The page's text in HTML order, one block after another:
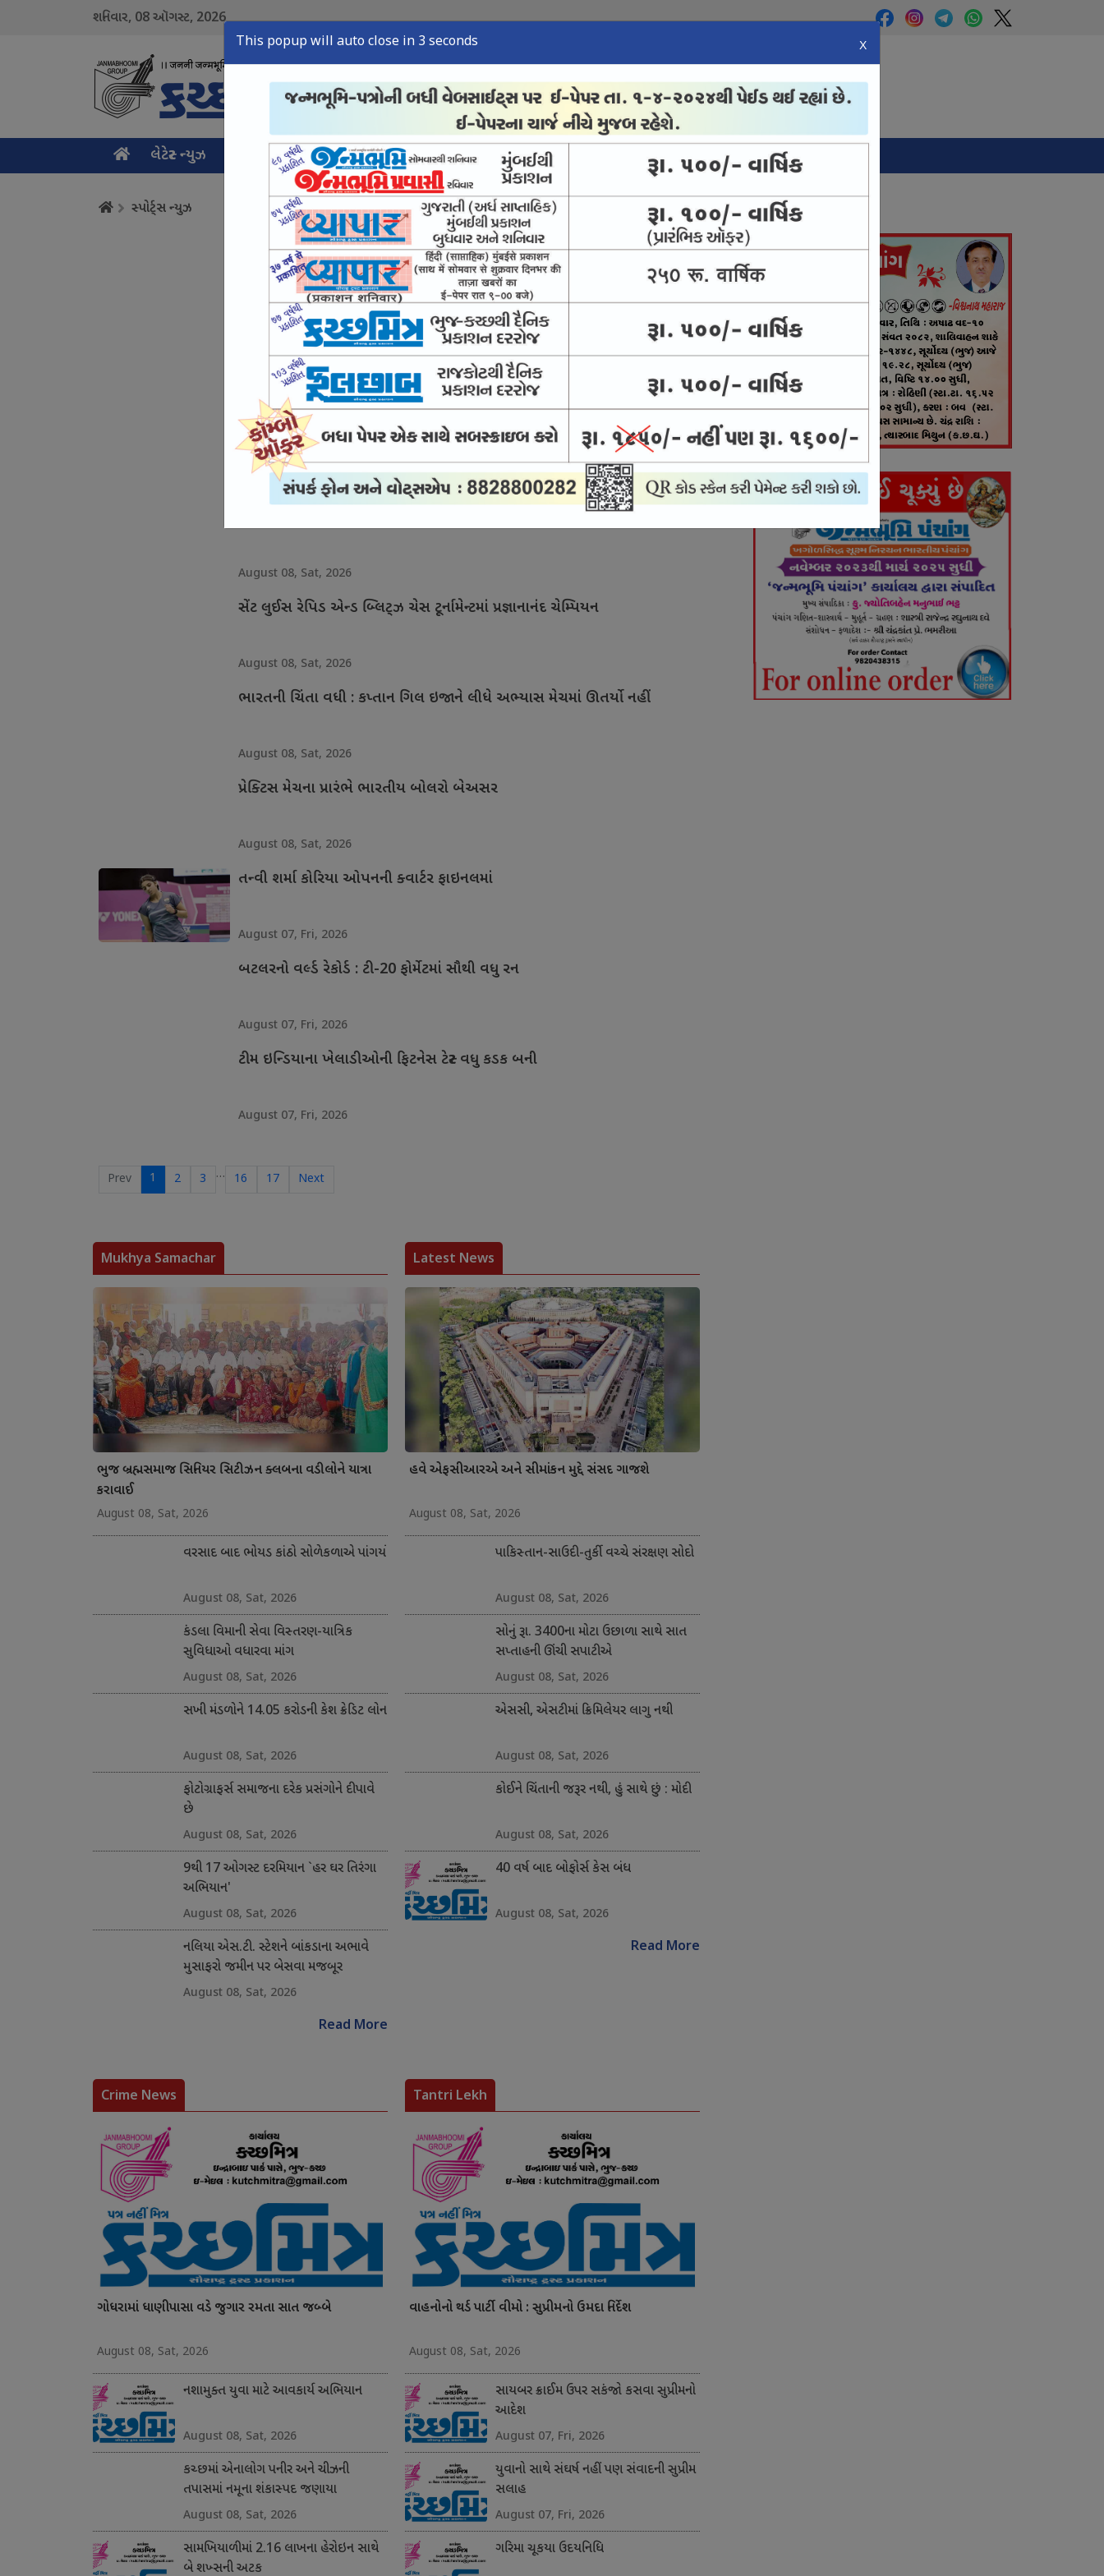
શનિવાર, 08ઑગસ્ટ, 2026
લેટેસ્ટ ન્યુઝ મુખ્ય સમાચાર ક્રાઇમ ન્યુઝ સ્પોર્ટ્સ ન્યુઝ તંત્રી લેખ ઈ-પેપર
This popup will auto close in 2 seconds X
સ્પોર્ટ્સ ન્યુઝ
ભુજ સ્વામિનારાયણ કન્યા મંદિરની 21 વિદ્યાર્થિની પર ચંદ્રકોની વર્ષા
August 08, Sat, 2026
અનુભવી સ્પિનર ધર્મેન્દ્ર જાડેજાનો સૌરાષ્ટ્ર ટીમ છોડવાનો ચોંકાવનારો નિર્ણય
August 08, Sat, 2026
રહાણે ઇટીપીએલ ટી-20 લીગ સાથે જોડાયો
August 08, Sat, 2026
August 08, Sat, 2026
સેંટ લુઈસ રેપિડ એન્ડ બ્લિટ્ઝ ચેસ ટૂર્નામેન્ટમાં પ્રજ્ઞાનાનંદ ચેમ્પિયન
August 08, Sat, 2026
ભારતની ચિંતા વધી : કપ્તાન ગિલ ઇજાને લીધે અભ્યાસ મેચમાં ઊતર્યો નહીં
August 08, Sat, 2026
પ્રેક્ટિસ મેચના પ્રારંભે ભારતીય બોલરો બેઅસર
August 08, Sat, 2026
તન્વી શર્મા કોરિયા ઓપનની ક્વાર્ટર ફાઇનલમાં
August 07, Fri, 2026
બટલરનો વર્લ્ડ રેકોર્ડ : ટી-20 ફોર્મેટમાં સૌથી વધુ રન
August 07, Fri, 2026
ટીમ ઇન્ડિયાના ખેલાડીઓની ફિટનેસ ટેસ્ટ વધુ કડક બની
August 07, Fri, 2026
Prev 1 2 3 … 16 17 Next
Panchang
Mukhya Samachar
ભુજ બ્રહ્મસમાજ સિનિયર સિટીઝન ક્લબના વડીલોને યાત્રા
કરાવાઈ
August 08, Sat, 2026
વરસાદ બાદ ભોયડ કાંઠો સોળેકળાએ પાંગર્યો
August 08, Sat, 2026
કંડલા વિમાની સેવા વિસ્તરણ-યાત્રિક
સુવિધાઓ વધારવા માંગ
August 08, Sat, 2026
સખી મંડળોને 14.05 કરોડની કેશ ક્રેડિટ લોન
August 08, Sat, 2026
ફોટોગ્રાફર્સ સમાજના દરેક પ્રસંગોને દીપાવે
છે
August 08, Sat, 2026
9થી 17 ઓગસ્ટ દરમિયાન `હર ઘર તિરંગા
અભિયાન'
August 08, Sat, 2026
નલિયા એસ.ટી. સ્ટેશને બાંકડાના અભાવે
મુસાફરો જમીન પર બેસવા મજબૂર
August 08, Sat, 2026
Read More
Latest News
હવે એફસીઆરએ અને સીમાંકન મુદ્દે સંસદ ગાજશે
August 08, Sat, 2026
પાકિસ્તાન-સાઉદી-તુર્કી વચ્ચે સંરક્ષણ સોદો
August 08, Sat, 2026
સોનું રૂા. 3400ના મોટા ઉછાળા સાથે સાત
સપ્તાહની ઊંચી સપાટીએ
August 08, Sat, 2026
એસસી, એસટીમાં ક્રિમિલેયર લાગુ નથી
August 08, Sat, 2026
કોઈને ચિંતાની જરૂર નથી, હું સાથે છું : મોદી
August 08, Sat, 2026
40 વર્ષ બાદ બોફોર્સ કેસ બંધ
August 08, Sat, 2026
Read More
Crime News
ગોધરામાં ધાણીપાસા વડે જુગાર રમતા સાત જબ્બે
August 08, Sat, 2026
નશામુક્ત યુવા માટે આવકાર્ય અભિયાન
August 08, Sat, 2026
કચ્છમાં એનાલોગ પનીર અને ચીઝની
તપાસમાં નમૂના શંકાસ્પદ જણાયા
August 08, Sat, 2026
સામખિયાળીમાં 2.16 લાખના હેરોઇન સાથે
બે શખ્સની અટક
Tantri Lekh
વાહનોનો થર્ડ પાર્ટી વીમો : સુપ્રીમનો ઉમદા નિર્દેશ
August 08, Sat, 2026
સાયબર ક્રાઈમ ઉપર સકંજો કસવા સુપ્રીમનો
આદેશ
August 07, Fri, 2026
યુવાનો સાથે સંઘર્ષ નહીં પણ સંવાદની સુપ્રીમ
સલાહ
August 07, Fri, 2026
ગરિમા ચૂકયા ઉદયનિધિ